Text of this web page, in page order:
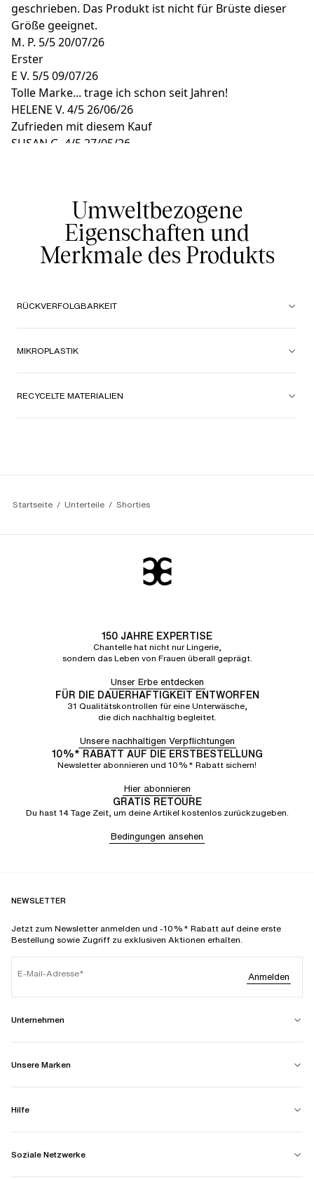
geschrieben. Das Produkt ist nicht für Brüste dieser
Größe geeignet.
M. P. 5/520/07/26
Erster
E V. 5/509/07/26
Tolle Marke... trage ich schon seit Jahren!
HELENE V. 4/526/06/26
Zufrieden mit diesem Kauf
SUSAN G. 4/5 27/05/26
Umweltbezogene
Eigenschaften und
Merkmale des Produkts
RÜCKVERFOLGBARKEIT
MIKROPLASTIK
RECYCELTE MATERIALIEN
Startseite Unterteile Shorties
150 JAHRE EXPERTISE
Chantelle hat nicht nur Lingerie,
sondern das Leben von Frauen überall geprägt.
Unser Erbe entdecken
FÜR DIE DAUERHAFTIGKEIT ENTWORFEN
31 Qualitätskontrollen für eine Unterwäsche,
die dich nachhaltig begleitet.
Unsere nachhaltigen Verpflichtungen
10%* RABATT AUF DIE ERSTBESTELLUNG
Newsletter abonnieren und 10%* Rabatt sichern!
Hier abonnieren
GRATIS RETOURE
Du hast 14 Tage Zeit, um deine Artikel kostenlos zurückzugeben.
Bedingungen ansehen
NEWSLETTER
Jetzt zum Newsletter anmelden und -10%* Rabatt auf deine erste
Bestellung sowie Zugriff zu exklusiven Aktionen erhalten.
E-Mail-Adresse Anmelden
Unternehmen
Unsere Marken
Hilfe
Soziale Netzwerke